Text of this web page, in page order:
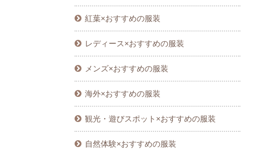
紅葉×おすすめの服装
レディース×おすすめの服装
メンズ×おすすめの服装
海外×おすすめの服装
観光・遊びスポット×おすすめの服装
自然体験×おすすめの服装